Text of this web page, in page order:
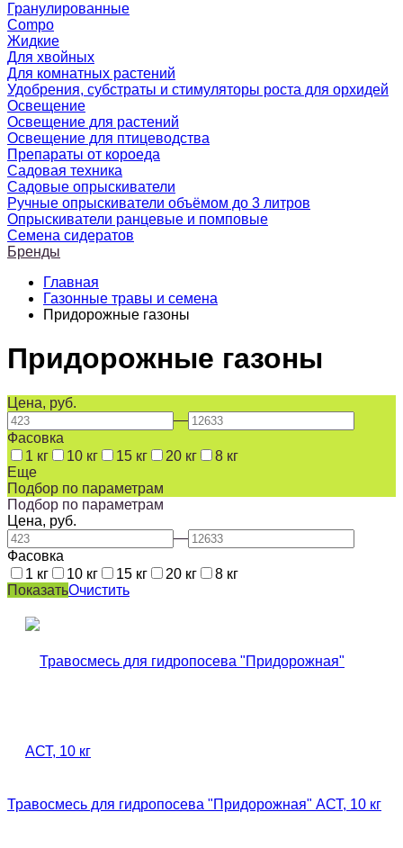
Гранулированные
Compo
Жидкие
Для хвойных
Для комнатных растений
Удобрения, субстраты и стимуляторы роста для орхидей
Освещение
Освещение для растений
Освещение для птицеводства
Препараты от короеда
Садовая техника
Садовые опрыскиватели
Ручные опрыскиватели объёмом до 3 литров
Опрыскиватели ранцевые и помповые
Семена сидератов
Бренды
Главная
Газонные травы и семена
Придорожные газоны
Придорожные газоны
Цена, руб.
—
Фасовка
1 кг
10 кг 15 кг 20 кг
8 кг
Еще
Подбор по параметрам
Подбор по параметрам
Цена, руб.
—
Фасовка
1 кг
10 кг 15 кг 20 кг
8 кг
ПоказатьОчистить
Травосмесь для гидропосева "Придорожная" АСТ, 10 кг